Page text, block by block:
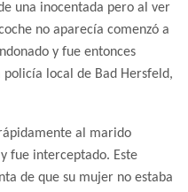
una inocentada pero al ver
no aparecía comenzó a
y fue entonces
policía local de Bad Hersfeld,
al marido
fue interceptado. Este
de que su mujer no estaba